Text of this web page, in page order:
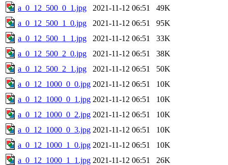
a_0_12_500_0_1.jpg
2021-11-12 06:51
49K
a_0_12_500_1_0.jpg
2021-11-12 06:51
95K
a_0_12_500_1_1.jpg
2021-11-12 06:51
33K
a_0_12_500_2_0.jpg
2021-11-12 06:51
38K
a_0_12_500_2_1.jpg
2021-11-12 06:51
50K
a_0_12_1000_0_0.jpg 2021-11-12 06:51
10K
a_0_12_1000_0_1.jpg 2021-11-12 06:51
10K
a_0_12_1000_0_2.jpg 2021-11-12 06:51
10K
a_0_12_1000_0_3.jpg 2021-11-12 06:51
10K
a_0_12_1000_1_0.jpg 2021-11-12 06:51
10K
a_0_12_1000_1_1.jpg 2021-11-12 06:51
26K